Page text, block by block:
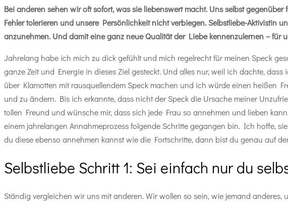
Bei anderen sehen wir oft sofort, was sie liebenswert macht. Uns selbst
Fehler tolerieren und unsere Persönlichkeit nicht verbiegen. Selbstliebe-Aktivistin
anzunehmen. Und damit eine ganz neue Qualität der Liebe kennenzulernen – für
Jahrelang habe ich mich zu dick gefühlt und mich regelrecht für meinen Speck
ganze Zeit und Energie in dieses Ziel gesteckt. Und alles nur, weil ich dachte,
über Klamotten mit rausquellendem Speck machen und ich würde einen heißen
und zu ändern. Bis ich erkannte, dass nicht der Speck die Ursache meiner
tollen Freund und wünsche mir, dass sich jede Frau so annehmen und lieben
einem jahrelangen Annahmeprozess folgende Schritte gegangen bin. Ich hoffe,
du diese ebenso annehmen kannst wie die Fortschritte, dann bist du genau auf
Selbstliebe Schritt 1: Sei einfach nur du
Ständig vergleichen wir uns mit anderen. Wir wollen so sein, wie jemand